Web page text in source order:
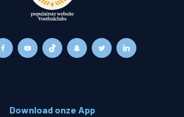
Download onze App